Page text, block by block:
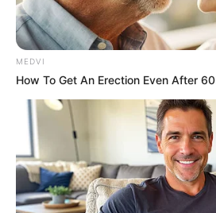
MEDVI
How To Get An Erection Even After